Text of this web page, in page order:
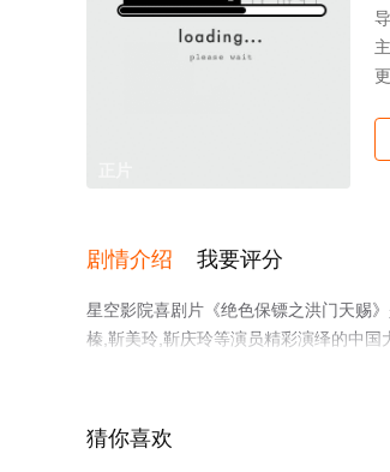
剧情介绍 我要评分
星空影院喜剧片《绝色保镖之洪门天赐
榛,靳美玲,靳庆玲等演员精彩演绎的中
猜你喜欢